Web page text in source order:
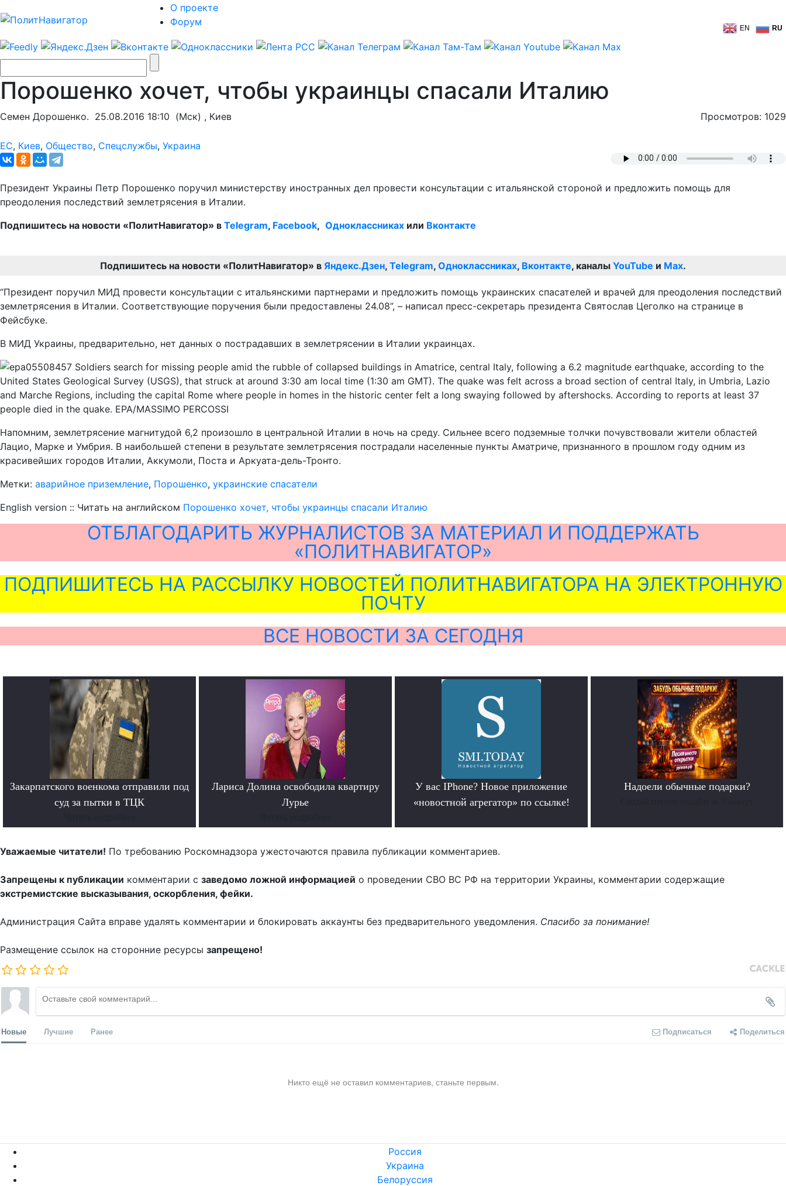
О проекте
Форум
EN RU
Порошенко хочет, чтобы украинцы спасали Италию
Семен Дорошенко. 25.08.2016 18:10 (Мск) , Киев Просмотров: 1029
ЕС, Киев, Общество, Спецслужбы, Украина
Президент Украины Петр Порошенко поручил министерству иностранных дел провести консультации с итальянской стороной и предложить помощь для
преодоления последствий землетрясения в Италии.
Подпишитесь на новости «ПолитНавигатор» в Telegram, Facebook, Одноклассниках или Вконтакте
Подпишитесь на новости «ПолитНавигатор» в Яндекс.Дзен, Telegram, Одноклассниках, Вконтакте, каналы YouTube и Max.
“Президент поручил МИД провести консультации с итальянскими партнерами и предложить помощь украинских спасателей и врачей для преодоления последствий
землетрясения в Италии. Соответствующие поручения были предоставлены 24.08”, – написал пресс-секретарь президента Святослав Цеголко на странице в
Фейсбуке.
В МИД Украины, предварительно, нет данных о пострадавших в землетрясении в Италии украинцах.
Напомним, землетрясение магнитудой 6,2 произошло в центральной Италии в ночь на среду. Сильнее всего подземные толчки почувствовали жители областей
Лацио, Марке и Умбрия. В наибольшей степени в результате землетрясения пострадали населенные пункты Аматриче, признанного в прошлом году одним из
красивейших городов Италии, Аккумоли, Поста и Аркуата-дель-Тронто.
Метки: аварийное приземление, Порошенко, украинские спасатели
English version :: Читать на английском Порошенко хочет, чтобы украинцы спасали Италию
ОТБЛАГОДАРИТЬ ЖУРНАЛИСТОВ ЗА МАТЕРИАЛ И ПОДДЕРЖАТЬ
«ПОЛИТНАВИГАТОР»
ПОДПИШИТЕСЬ НА РАССЫЛКУ НОВОСТЕЙ ПОЛИТНАВИГАТОРА НА ЭЛЕКТРОННУЮ
ПОЧТУ
ВСЕ НОВОСТИ ЗА СЕГОДНЯ
Закарпатского военкома отправили под
суд за пытки в ТЦК
Лариса Долина освободила квартиру
Лурье
У вас IPhone? Новое приложение
«новостной агрегатор» по ссылке!
Надоели обычные подарки?
Уважаемые читатели! По требованию Роскомнадзора ужесточаются правила публикации комментариев.
Запрещены к публикации комментарии с заведомо ложной информацией о проведении СВО ВС РФ на территории Украины, комментарии содержащие
экстремистские высказывания, оскорбления, фейки.
Администрация Сайта вправе удалять комментарии и блокировать аккаунты без предварительного уведомления. Спасибо за понимание!
Размещение ссылок на сторонние ресурсы запрещено!
Новые Лучшие Ранее Подписаться Поделиться
Никто ещё не оставил комментариев, станьте первым.
Россия
Украина
Белоруссия